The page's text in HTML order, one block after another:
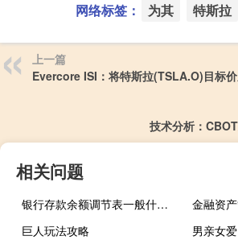
网络标签： 为其 特斯拉
上一篇
Evercore ISI：将特斯拉(TSLA.O)目标
技术分析：
相关问题
银行存款余额调节表一般什么时候编制
巨人玩法攻略
男亲女